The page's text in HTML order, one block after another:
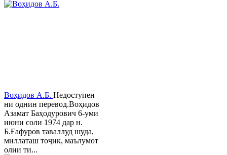
Воҳидов А.Б. Недоступен
ни однин перевод.Воҳидов
Азамат Баҳодурович 6-уми
июни соли 1974 дар н.
Б.Ғафуров таваллуд шуда,
миллаташ тоҷик, маълумот
олии ти...